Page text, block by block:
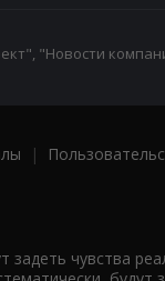
"Новости
|
чувства